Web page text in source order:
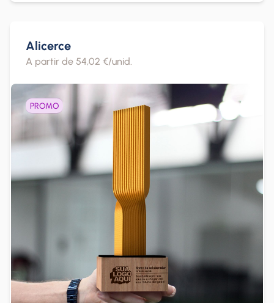
Alicerce
A partir de 54,02 €/unid.
PROMO